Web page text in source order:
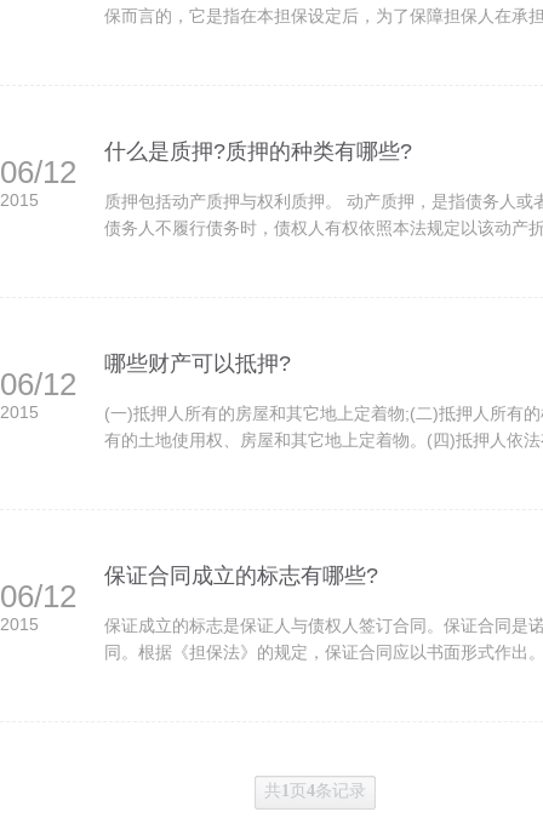
保而言的，它是指在本担保设定后，为了保障担保人在承
06/12
2015
什么是质押?质押的种类有哪些?
质押包括动产质押与权利质押。 动产质押，是指债务人
债务人不履行债务时，债权人有权依照本法规定以该动产
06/12
2015
哪些财产可以抵押?
(一)抵押人所有的房屋和其它地上定着物;(二)抵押人所有
有的土地使用权、房屋和其它地上定着物。(四)抵押人依
06/12
2015
保证合同成立的标志有哪些?
保证成立的标志是保证人与债权人签订合同。保证合同是
同。根据《担保法》的规定，保证合同应以书面形式作出
共1 页 4条记录